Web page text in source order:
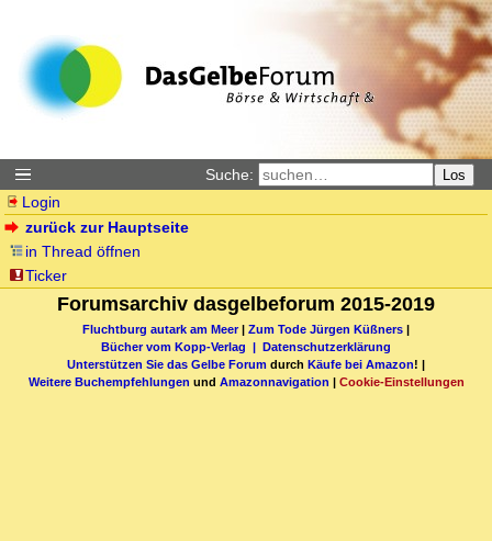
Suche: Los
Login
zurück zur Hauptseite
in Thread öffnen
Ticker
Forumsarchiv dasgelbeforum 2015-2019
Fluchtburg autark am Meer| Zum Tode Jürgen Küßners
Bücher vom Kopp-Verlag |
Datenschutzerklärung
Unterstützen Sie das Gelbe Forum durch Käufe bei Amazon! |
Weitere Buchempfehlungen und Amazonnavigation Cookie-Einstellungen